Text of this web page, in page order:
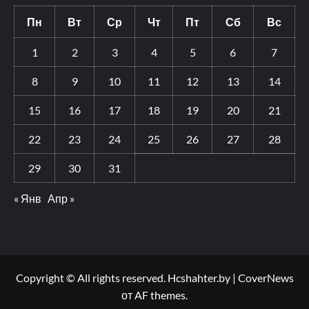
Пн Вт Ср Чт Пт Сб Вс
1 2 3 4 5 6 7
8 9 10 11 12 13 14
15 16 17 18 19 20 21
22 23 24 25 26 27 28
29 30 31
« Янв Апр »
Copyright © All rights reserved. Hcshahter.by | CoverNews
от AF themes.